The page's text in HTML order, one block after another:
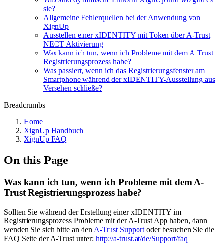
sie?
Allgemeine Fehlerquellen bei der Anwendung von
XignUp
Ausstellen einer xIDENTITY mit Token über A-Trust
NECT Aktivierung
Was kann ich tun, wenn ich Probleme mit dem A-Trust
Registrierungsprozess habe?
Was passiert, wenn ich das Registrierungsfenster am
Smartphone während der xIDENTITY-Ausstellung aus
Versehen schließe?
Breadcrumbs
Home
XignUp Handbuch
XignUp FAQ
On this Page
Was kann ich tun, wenn ich Probleme mit dem A-
Trust Registrierungsprozess habe?
Sollten Sie während der Erstellung einer xIDENTITY im
Registrierungsprozess Probleme mit der A-Trust App haben, dann
wenden Sie sich bitte an den A-Trust Support oder besuchen Sie die
FAQ Seite der A-Trust unter: http://a-trust.at/de/Support/faq